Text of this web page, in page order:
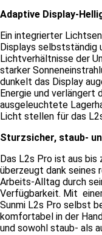
Adaptive Display-
Ein integrierter
Displays selbstständig
Lichtverhältnisse der
starker
dunkelt das Display
Energie und verlängert
ausgeleuchtete
Licht stellen für das
Sturzsicher, staub-
Das L2s Pro ist aus
überzeugt dank seines
Arbeits-Alltag durch
Verfügbarkeit. Mit
Sunmi L2s Pro selbst
komfortabel in der
und sowohl staub- als